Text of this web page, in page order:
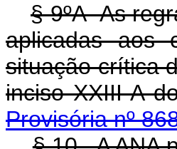
§ 9ºA As
aplicadas aos
situação crítica
inciso XXIII-A
Provisória nº